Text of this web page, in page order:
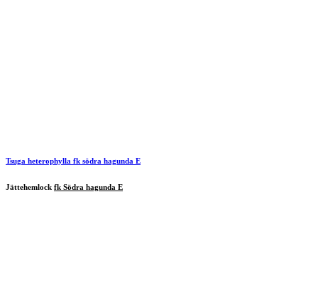
Tsuga heterophylla fk södra hagunda E
Jättehemlock fk Södra hagunda E